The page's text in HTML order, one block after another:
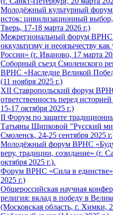
Молодёжный культурный
исток: цивилизационный
Тверь, 17-18 марта 2026 г.)
Межрегиональный форум ВРНС
оккультизму и неоязычеству
России» (г. Иваново, 17 марта
Соборный съезд Смоленского
ВРНС «Наследие Великой
(11 ноября 2025 г.)
XII Ставропольский форум
ответственность перед
15-17 октября 2025 г.)
II Форум по защите
Татьяны Щипковой "Русский
Смоленск, 24-25 сентября 2025
Молодёжный форум ВРНС
веру, традиции, созидание» (г.
октября 2025 г.).
Форум ВРНС «Сила в единстве»
2025 г.)
Общероссийская научная
религия: вклад в победу в
(Московская область, г. Химки,